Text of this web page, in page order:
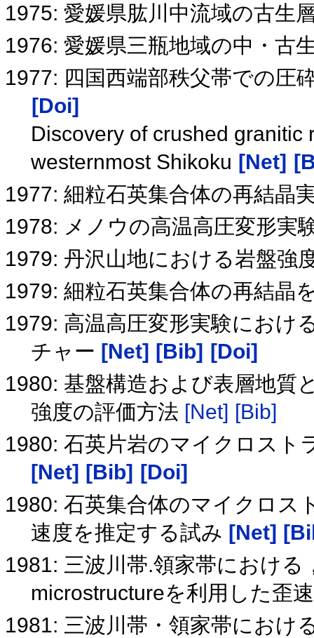
1975: 愛媛県肱川中流域の古生
1976: 愛媛県三瓶地域の中・古
1977: 四国西端部秩父帯での圧
[Doi]
Discovery of crushed granitic
westernmost Shikoku [Net]
1977: 細粒石英集合体の再結晶
1978: メノウの高温高圧変形実
1979: 丹沢山地における岩盤強
1979: 細粒石英集合体の再結晶
1979: 高温高圧変形実験におけ
チャー [Net] [Bib]
[Doi]
1980: 基盤構造および表層地質
強度の評価方法 [Net] [Bib]
1980: 石英片岩のマイクロスト
[Net] [Bib]
[Doi]
1980: 石英集合体のマイクロス
速度を推定する試み [Net]
1981: 三波川帯.領家帯におけ
microstructureを利用した歪
1981: 三波川帯・領家帯におけ